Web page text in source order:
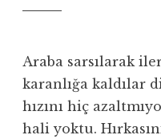
Araba sarsılarak
karanlığa kaldılar
hızını hiç
hali yoktu.